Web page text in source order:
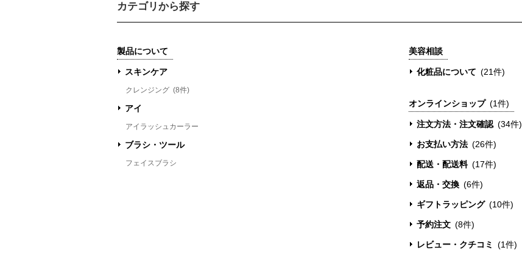
カテゴリから探す
製品について
スキンケア
クレンジング (8件)
アイ
アイラッシュカーラー
ブラシ・ツール
フェイスブラシ
美容相談
化粧品について (21件)
オンラインショップ (1件)
注文方法・注文確認 (34件)
お支払い方法 (26件)
配送・配送料 (17件)
返品・交換 (6件)
ギフトラッピング (10件)
予約注文 (8件)
レビュー・クチコミ (1件)